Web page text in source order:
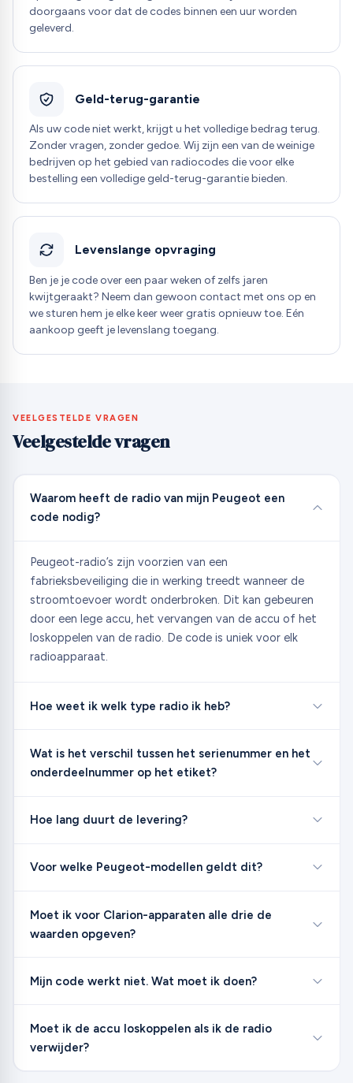
doorgaans voor dat de codes binnen een uur worden
geleverd.
Geld-terug-garantie
Als uw code niet werkt, krijgt u het volledige bedrag terug.
Zonder vragen, zonder gedoe. Wij zijn een van de weinige
bedrijven op het gebied van radiocodes die voor elke
bestelling een volledige geld-terug-garantie bieden.
Levenslange opvraging
Ben je je code over een paar weken of zelfs jaren
kwijtgeraakt? Neem dan gewoon contact met ons op en
we sturen hem je elke keer weer gratis opnieuw toe. Eén
aankoop geeft je levenslang toegang.
VEELGESTELDE VRAGEN
Veelgestelde vragen
Waarom heeft de radio van mijn Peugeot een
code nodig?
Peugeot-radio’s zijn voorzien van een
fabrieksbeveiliging die in werking treedt wanneer de
stroomtoevoer wordt onderbroken. Dit kan gebeuren
door een lege accu, het vervangen van de accu of het
loskoppelen van de radio. De code is uniek voor elk
radioapparaat.
Hoe weet ik welk type radio ik heb?
Wat is het verschil tussen het serienummer en het
onderdeelnummer op het etiket?
Hoe lang duurt de levering?
Voor welke Peugeot-modellen geldt dit?
Moet ik voor Clarion-apparaten alle drie de
waarden opgeven?
Mijn code werkt niet. Wat moet ik doen?
Moet ik de accu loskoppelen als ik de radio
verwijder?